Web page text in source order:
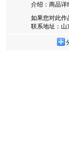
介绍：商品详
如果您对此作
联系地址：山